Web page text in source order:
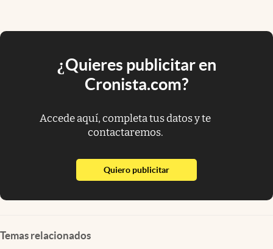
¿Quieres publicitar en
Cronista.com?
Accede aquí, completa tus datos y te
contactaremos.
Quiero publicitarabre en nueva pestaña
Temas relacionados